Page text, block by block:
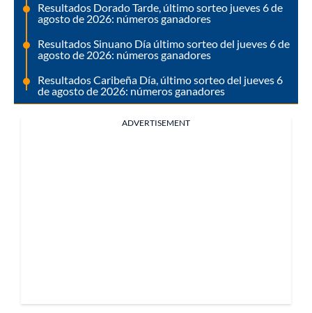
Resultados Dorado Tarde, último sorteo jueves 6 de
agosto de 2026: números ganadores
Resultados Sinuano Día último sorteo del jueves 6 de
agosto de 2026: números ganadores
Resultados Caribeña Día, último sorteo del jueves 6
de agosto de 2026: números ganadores
ADVERTISEMENT